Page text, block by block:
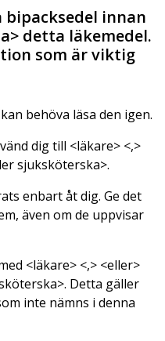
bipacksedel innan
detta läkemedel.
som är viktig
behöva läsa den igen.
dig till <läkare> <,>
sjuksköterska>.
enbart åt dig. Ge det
även om de uppvisar
<läkare> <,> <eller>
Detta gäller
inte nämns i denna